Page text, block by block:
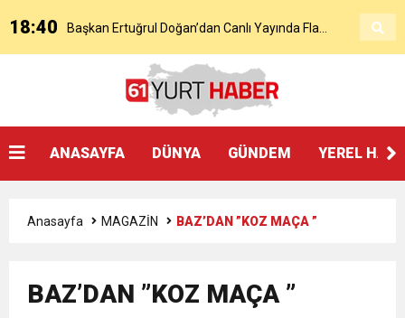
18:40 Başkan Ertuğrul Doğan’dan Canlı Yayında Flaş
Salah’ın Trabzon Programı Netleşti! Geliyor
Tamamladı
9:50 MGD’DEN ANITKABİR’E ANLAMLI ZİYARET
ANASAYFA DÜNYA GÜNDEM YEREL
Anasayfa MAGAZİN BAZ’DAN ”KOZ MAÇA ”
BAZ’DAN ”KOZ MAÇA ”